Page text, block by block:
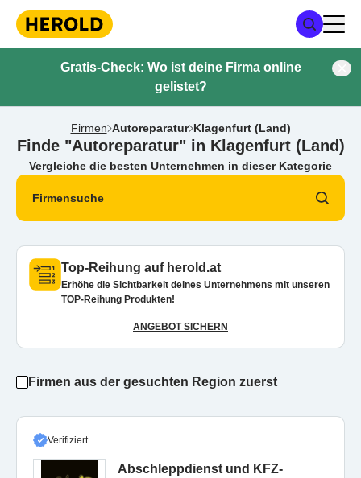
Gratis-Check: Wo ist deine Firma online
gelistet?
Firmen Autoreparatur Klagenfurt (Land)
Finde "Autoreparatur" in Klagenfurt (Land)
Vergleiche die besten Unternehmen in dieser Kategorie
Firmensuche
Top-Reihung auf herold.at
Erhöhe die Sichtbarkeit deines Unternehmens mit unseren
TOP-Reihung Produkten!
ANGEBOT SICHERN
Firmen aus der gesuchten Region zuerst
Verifiziert
Abschleppdienst und KFZ-